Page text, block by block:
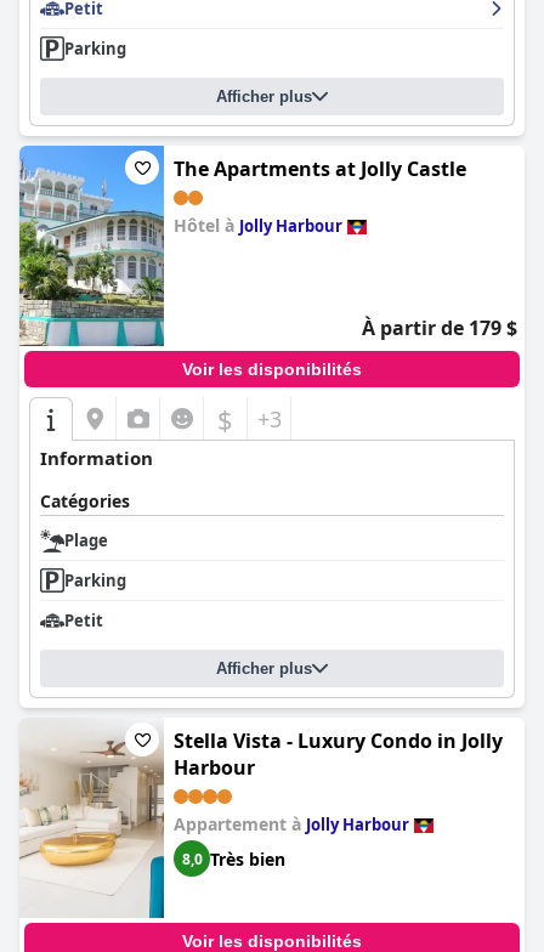
Petit
Parking
Afficher plus
The Apartments at Jolly Castle
Hôtel à Jolly Harbour
À partir de 179 $
Voir les disponibilités
$ +3
Information
Catégories
Plage
Parking
Petit
Afficher plus
Stella Vista - Luxury Condo in Jolly
Harbour
Appartement à Jolly Harbour
8,0 Très bien
Voir les disponibilités